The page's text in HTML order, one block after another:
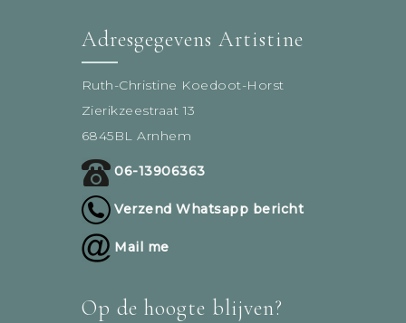
Adresgegevens Artistine
Ruth-Christine Koedoot-Horst
Zierikzeestraat 13
6845BL Arnhem
06-13906363
Verzend Whatsapp bericht
Mail me
Op de hoogte blijven?